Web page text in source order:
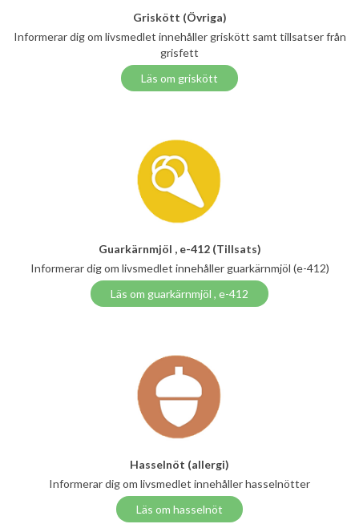
Griskött (Övriga)
Informerar dig om livsmedlet innehåller griskött samt tillsatser från
grisfett
Läs om griskött
Guarkärnmjöl , e-412 (Tillsats)
Informerar dig om livsmedlet innehåller guarkärnmjöl (e-412)
Läs om guarkärnmjöl , e-412
Hasselnöt (allergi)
Informerar dig om livsmedlet innehåller hasselnötter
Läs om hasselnöt